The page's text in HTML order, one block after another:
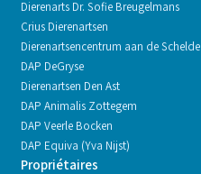
Dierenarts Dr. Sofie Breugelmans
Crius Dierenartsen
Dierenartsencentrum aan de Schelde
DAP DeGryse
Dierenartsen Den Ast
DAP Animalis Zottegem
DAP Veerle Bocken
DAP Equiva (Yva Nijst)
Propriétaires